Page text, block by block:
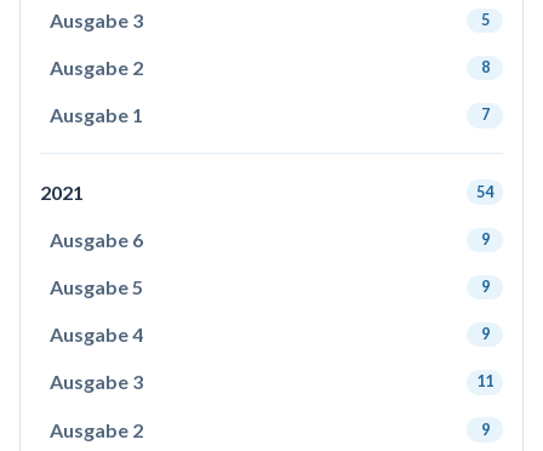
Ausgabe 3 5
Ausgabe 2 8
Ausgabe 1 7
2021 54
Ausgabe 6 9
Ausgabe 5 9
Ausgabe 4 9
Ausgabe 3 11
Ausgabe 2 9